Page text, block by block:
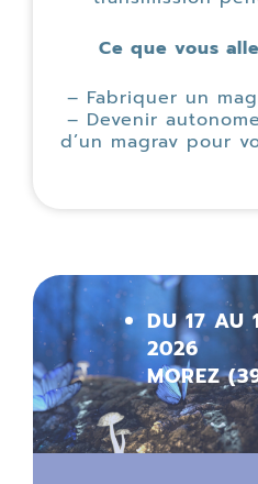
Ce que vous
– Fabriquer un
– Devenir
d’un magrav pour
DU 17 AU
2026
MOREZ